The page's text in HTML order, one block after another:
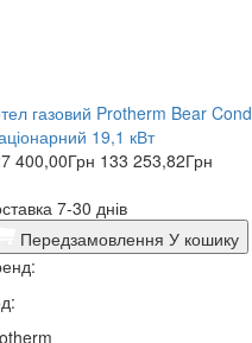
газовий Protherm Bear
19,1 кВт
400,00Грн 133 253,82Грн
7-30 днів
Передзамовлення У кошику